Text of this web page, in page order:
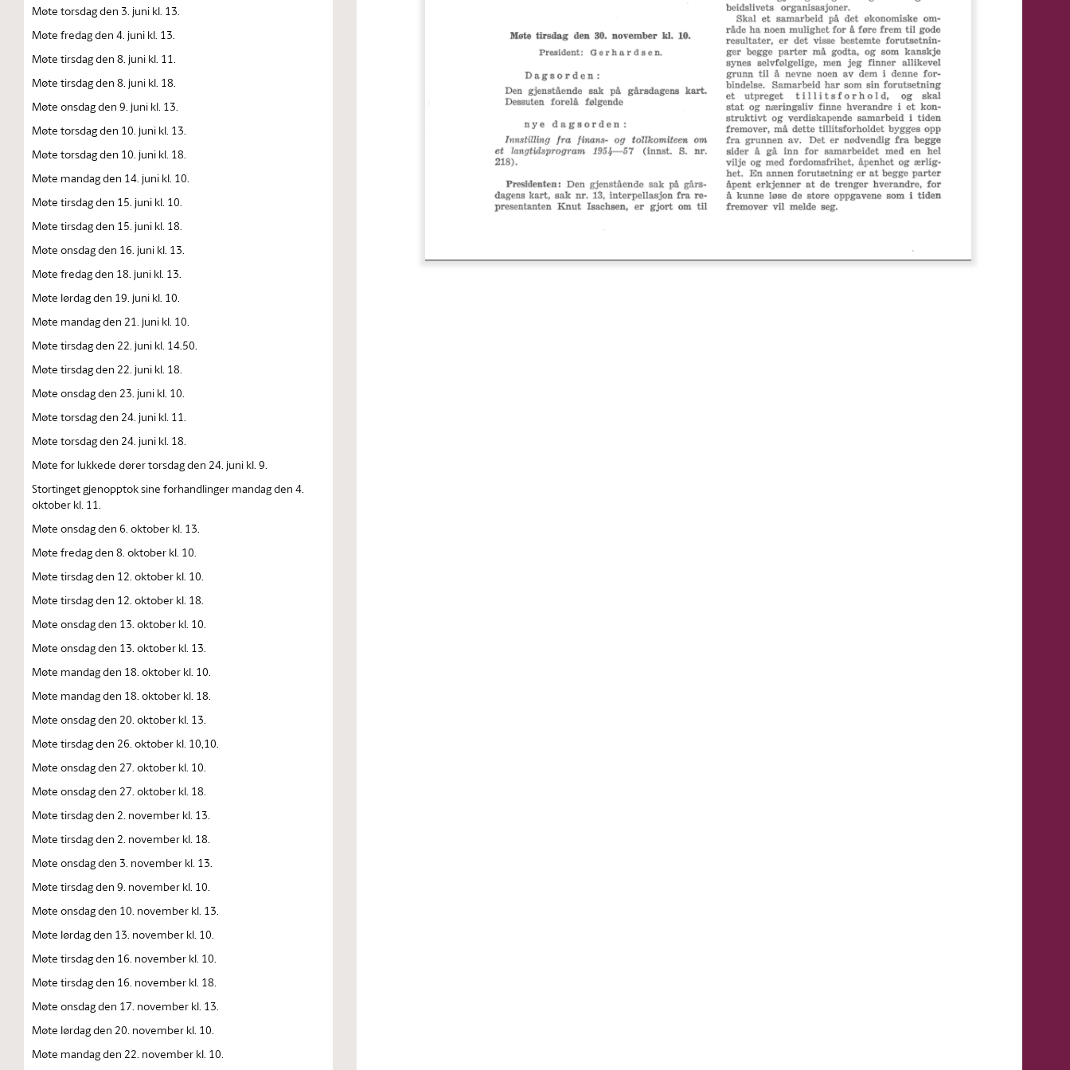
Møte torsdag den 3. juni kl. 13.
Møte fredag den 4. juni kl. 13.
Møte tirsdag den 8. juni kl. 11.
Møte tirsdag den 8. juni kl. 18.
Møte onsdag den 9. juni kl. 13.
Møte torsdag den 10. juni kl. 13.
Møte torsdag den 10. juni kl. 18.
Møte mandag den 14. juni kl. 10.
Møte tirsdag den 15. juni kl. 10.
Møte tirsdag den 15. juni kl. 18.
Møte onsdag den 16. juni kl. 13.
Møte fredag den 18. juni kl. 13.
Møte lørdag den 19. juni kl. 10.
Møte mandag den 21. juni kl. 10.
Møte tirsdag den 22. juni kl. 14.50.
Møte tirsdag den 22. juni kl. 18.
Møte onsdag den 23. juni kl. 10.
Møte torsdag den 24. juni kl. 11.
Møte torsdag den 24. juni kl. 18.
Møte for lukkede dører torsdag den 24. juni kl. 9.
Stortinget gjenopptok sine forhandlinger mandag den 4.
oktober kl. 11.
Møte onsdag den 6. oktober kl. 13.
Møte fredag den 8. oktober kl. 10.
Møte tirsdag den 12. oktober kl. 10.
Møte tirsdag den 12. oktober kl. 18.
Møte onsdag den 13. oktober kl. 10.
Møte onsdag den 13. oktober kl. 13.
Møte mandag den 18. oktober kl. 10.
Møte mandag den 18. oktober kl. 18.
Møte onsdag den 20. oktober kl. 13.
Møte tirsdag den 26. oktober kl. 10,10.
Møte onsdag den 27. oktober kl. 10.
Møte onsdag den 27. oktober kl. 18.
Møte tirsdag den 2. november kl. 13.
Møte tirsdag den 2. november kl. 18.
Møte onsdag den 3. november kl. 13.
Møte tirsdag den 9. november kl. 10.
Møte onsdag den 10. november kl. 13.
Møte lørdag den 13. november kl. 10.
Møte tirsdag den 16. november kl. 10.
Møte tirsdag den 16. november kl. 18.
Møte onsdag den 17. november kl. 13.
Møte lørdag den 20. november kl. 10.
Møte mandag den 22. november kl. 10.